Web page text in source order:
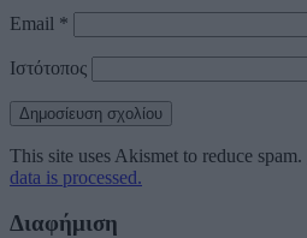
Email *
Ιστότοπος
This site uses Akismet to reduce spam.
data is processed.
Διαφήμιση